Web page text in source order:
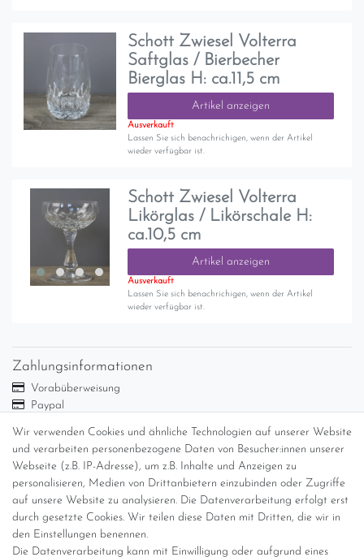
Schott Zwiesel Volterra
Saftglas / Bierbecher
Bierglas H: ca.11,5 cm
Artikel anzeigen
Ausverkauft
Lassen Sie sich benachrichigen, wenn der Artikel
wieder verfügbar ist.
Schott Zwiesel Volterra
Likörglas / Likörschale H:
ca.10,5 cm
Artikel anzeigen
Ausverkauft
Lassen Sie sich benachrichigen, wenn der Artikel
wieder verfügbar ist.
Wir verwenden Cookies und ähnliche Technologien auf unserer Website
und verarbeiten personenbezogene Daten von Besucher:innen unserer
Webseite (z.B. IP-Adresse), um z.B. Inhalte und Anzeigen zu
personalisieren, Medien von Drittanbietern einzubinden oder Zugriffe
auf unsere Website zu analysieren. Die Datenverarbeitung erfolgt erst
durch gesetzte Cookies. Wir teilen diese Daten mit Dritten, die wir in
den Einstellungen benennen.
Die Datenverarbeitung kann mit Einwilligung oder aufgrund eines
Zahlungsinformationen
Vorabüberweisung
Paypal
Versandinformationen
Versand per GLS (6,90 Euro) oder DHL (8,49 Euro ) inkl. MwSt.
(innerhalb Deutschlands)
kostenfreie Lieferung ab 150 Euro Warenwert (innerhalb